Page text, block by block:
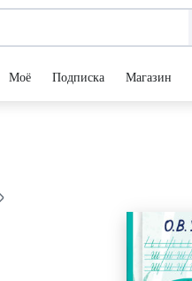
Моё Подписка Магазин